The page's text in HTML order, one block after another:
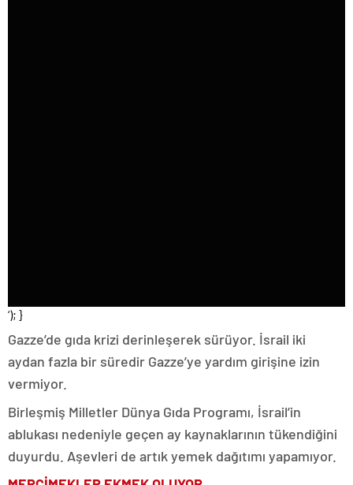
‘); }
Gazze’de gıda krizi derinleşerek sürüyor. İsrail iki
aydan fazla bir süredir Gazze’ye yardım girişine izin
vermiyor.
Birleşmiş Milletler Dünya Gıda Programı, İsrail’in
ablukası nedeniyle geçen ay kaynaklarının tükendiğini
duyurdu. Aşevleri de artık yemek dağıtımı yapamıyor.